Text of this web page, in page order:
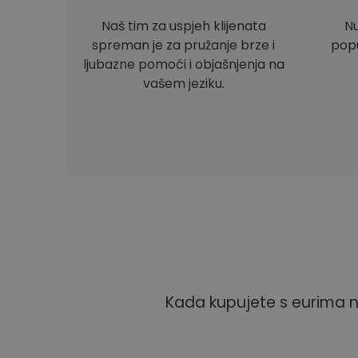
Naš tim za uspjeh klijenata
spreman je za pružanje brze i
ljubazne pomoći i objašnjenja na
vašem jeziku.
Kada kupujete s eurima